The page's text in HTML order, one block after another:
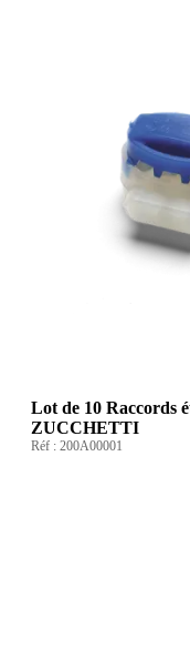
Lot de 10 Raccords
ZUCCHETTI
Réf : 200A00001